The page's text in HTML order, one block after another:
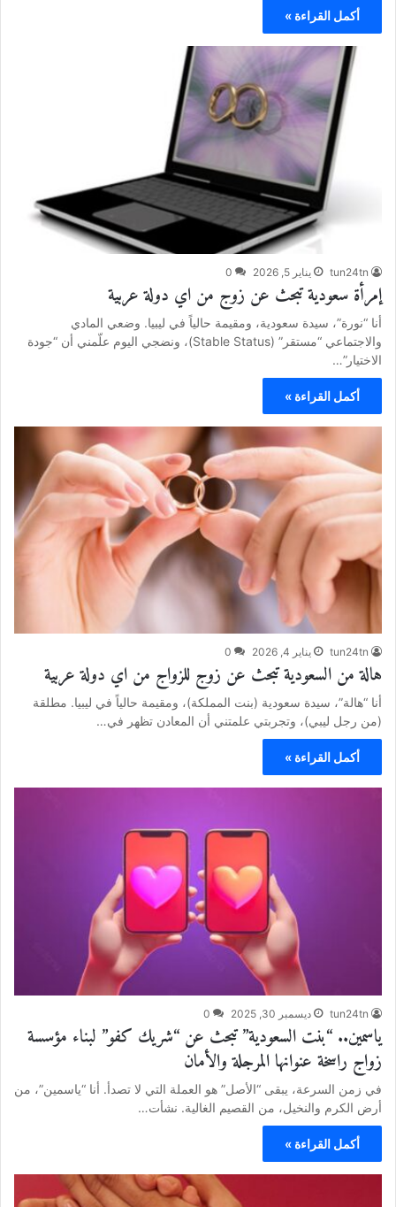
أكمل القراءة »
tun24tn يناير 5, 2026 0
إمرأة سعودية تبحث عن زوج من اي دولة عربية
أنا “نورة”، سيدة سعودية، ومقيمة حالياً في ليبيا. وضعي المادي
والاجتماعي “مستقر” (Stable Status)، ونضجي اليوم علّمني أن “جودة
الاختيار”…
أكمل القراءة »
tun24tn يناير 4, 2026 0
هالة من السعودية تبحث عن زوج للزواج من اي دولة عربية
أنا “هالة”، سيدة سعودية (بنت المملكة)، ومقيمة حالياً في ليبيا. مطلقة
(من رجل ليبي)، وتجربتي علمتني أن المعادن تظهر في…
أكمل القراءة »
tun24tn ديسمبر 30, 2025 0
ياسمين.. “بنت السعودية” تبحث عن “شريك كفو” لبناء مؤسسة
زواج راسخة عنوانها المرجلة والأمان
في زمن السرعة، يبقى “الأصل” هو العملة التي لا تصدأ. أنا “ياسمين”، من
أرض الكرم والنخيل، من القصيم الغالية. نشأت…
أكمل القراءة »